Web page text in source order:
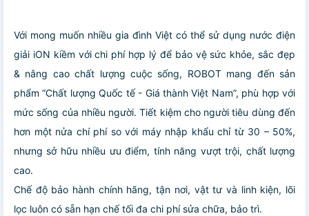
Với mong muốn nhiều gia đình Việt có thể sử dụng nước điện
giải iON kiềm với chi phí hợp lý để bảo vệ sức khỏe, sắc đẹp
& nâng cao chất lượng cuộc sống, ROBOT mang đến sản
phẩm “Chất lượng Quốc tế - Giá thành Việt Nam”, phù hợp với
mức sống của nhiều người. Tiết kiệm cho người tiêu dùng đến
hơn một nửa chí phí so với máy nhập khẩu chỉ từ 30 – 50%,
nhưng sở hữu nhiều ưu điểm, tính năng vượt trội, chất lượng
cao.
Chế độ bảo hành chính hãng, tận nơi, vật tư và linh kiện, lõi
lọc luôn có sẵn hạn chế tối đa chi phí sửa chữa, bảo trì.